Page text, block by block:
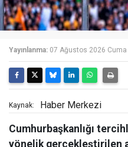
Yayınlanma: 07 Ağustos 2026 Cuma
Kaynak: Haber Merkezi
Cumhurbaşkanlığı
yönelik gerçekleştirilen